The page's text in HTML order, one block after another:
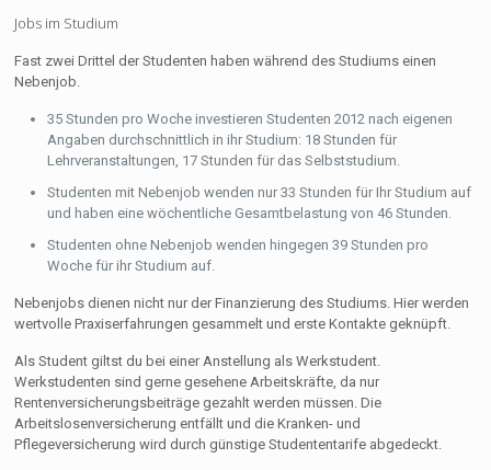
Jobs im Studium
Fast zwei Drittel der Studenten haben während des Studiums einen
Nebenjob.
35 Stunden pro Woche investieren Studenten 2012 nach eigenen
Angaben durchschnittlich in ihr Studium: 18 Stunden für
Lehrveranstaltungen, 17 Stunden für das Selbststudium.
Studenten mit Nebenjob wenden nur 33 Stunden für Ihr Studium auf
und haben eine wöchentliche Gesamtbelastung von 46 Stunden.
Studenten ohne Nebenjob wenden hingegen 39 Stunden pro
Woche für ihr Studium auf.
Nebenjobs dienen nicht nur der Finanzierung des Studiums. Hier werden
wertvolle Praxiserfahrungen gesammelt und erste Kontakte geknüpft.
Als Student giltst du bei einer Anstellung als Werkstudent.
Werkstudenten sind gerne gesehene Arbeitskräfte, da nur
Rentenversicherungsbeiträge gezahlt werden müssen. Die
Arbeitslosenversicherung entfällt und die Kranken- und
Pflegeversicherung wird durch günstige Studententarife abgedeckt.